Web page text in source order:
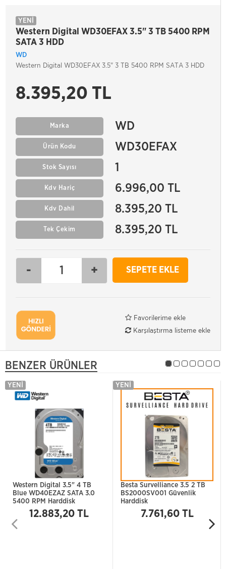
YENİ
Western Digital WD30EFAX 3.5" 3 TB 5400 RPM
SATA 3 HDD
WD
Western Digital WD30EFAX 3.5" 3 TB 5400 RPM SATA 3 HDD
8.395,20 TL
Marka WD
Ürün Kodu WD30EFAX
Stok Sayısı 1
Kdv Hariç 6.996,00 TL
Kdv Dahil 8.395,20 TL
Tek Çekim 8.395,20 TL
- + SEPETE EKLE
Favorilerime ekle
Karşılaştırma listeme ekle
BENZER ÜRÜNLER
Western Digital 3.5" 4 TB
Blue WD40EZAZ SATA 3.0
5400 RPM Harddisk
12.883,20 TL
YENI
Besta Survelliance 3.5 2 TB
BS2000SV001 Güvenlik
Harddisk
7.761,60 TL
YENI